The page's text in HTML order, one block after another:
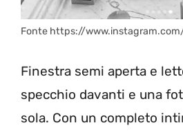
Fonte https://
Finestra semi aperta e
specchio davanti e una
sola. Con un completo